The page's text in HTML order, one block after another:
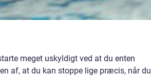
meget uskyldigt ved at du enten
af, at du kan stoppe lige præcis, når du